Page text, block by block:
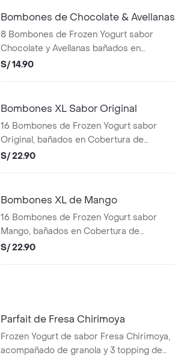
Bombones de Chocolate & Avellanas
8 Bombones de Frozen Yogurt sabor
Chocolate y Avellanas bañados en
Cobertura de Chocolate
S/ 14.90
Bombones XL Sabor Original
16 Bombones de Frozen Yogurt sabor
Original, bañados en Cobertura de
Chocolate
S/ 22.90
Bombones XL de Mango
16 Bombones de Frozen Yogurt sabor
Mango, bañados en Cobertura de
Chocolate
S/ 22.90
Parfait de Fresa Chirimoya
Frozen Yogurt de sabor Fresa Chirimoya,
acompañado de granola y 3 topping de